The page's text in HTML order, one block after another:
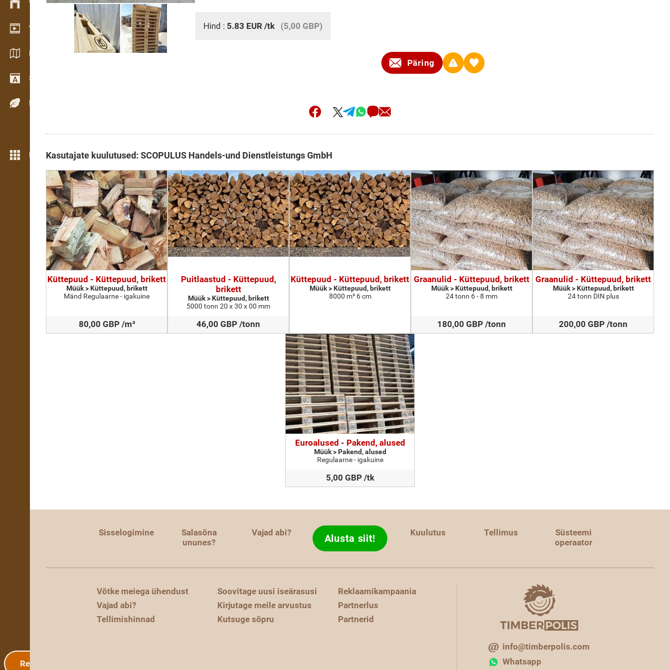
Varude haldamine
Videogalerii
Kataloogid / Brošüürid
Sõnastik
Puiduliigid
Rohkem funktsioone
Registreerimine
Hind : 5.83 EUR /tk (5,00 GBP)
Päring
Kasutajate kuulutused: SCOPULUS Handels-und Dienstleistungs GmbH
Küttepuud - Küttepuud, brikett
Müük > Küttepuud, brikett
Mänd Regulaarne - igakuine
80,00 GBP /m³
Puitlaastud - Küttepuud,
brikett
Müük > Küttepuud, brikett
5000 tonn 20 x 30 x 00 mm
46,00 GBP /tonn
Küttepuud - Küttepuud, brikett
Müük > Küttepuud, brikett
8000 m³ 6 cm
Graanulid - Küttepuud, brikett
Müük > Küttepuud, brikett
24 tonn 6 - 8 mm
180,00 GBP /tonn
Graanulid - Küttepuud, brikett
Müük > Küttepuud, brikett
24 tonn DIN plus
200,00 GBP /tonn
Euroalused - Pakend, alused
Müük > Pakend, alused
Regulaarne - igakuine
5,00 GBP /tk
Sisselogimine
Salasõna
ununes?
Vajad abi? Alusta siit! Kuulutus Tellimus
Süsteemi
operaator
Võtke meiega ühendust
Vajad abi?
Tellimishinnad
Soovitage uusi iseärasusi
Kirjutage meile arvustus
Kutsuge sõpru
Reklaamikampaania
Partnerlus
Partnerid
info@timberpolis.com
Whatsapp